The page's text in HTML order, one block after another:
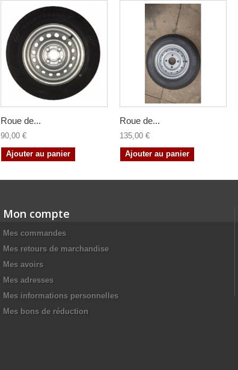
Roue de...
90,00 €
Ajouter au panier
Roue de...
135,00 €
Ajouter au panier
Mon compte
Mes commandes
Mes retours de marchandise
Mes avoirs
Mes adresses
Mes informations personnelles
Mes bons de réduction